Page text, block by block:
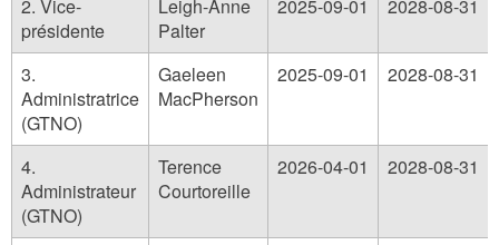
2. Vice-
présidente
Leigh-Anne
Palter
2025-09-01 2028-08-31
3.
Administratrice
(GTNO)
Gaeleen
MacPherson
2025-09-01 2028-08-31
4.
Administrateur
(GTNO)
Terence
Courtoreille
2026-04-01 2028-08-31